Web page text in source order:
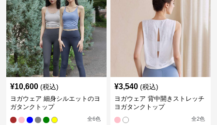
¥10,600 (税込)
ヨガウェア 細身シルエットのヨ
ガタンクトップ
全6色
¥3,540 (税込)
ヨガウェア 背中開きストレッチ
ヨガタンクトップ
全2色